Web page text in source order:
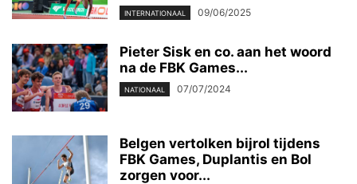
INTERNATIONAAL 09/06/2025
Pieter Sisk en co. aan het woord
na de FBK Games...
NATIONAAL 07/07/2024
Belgen vertolken bijrol tijdens
FBK Games, Duplantis en Bol
zorgen voor...